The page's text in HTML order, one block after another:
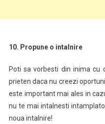
10. Propune o intalnire
Poti sa vorbesti din inima cu
prieten daca nu creezi
este important mai ales in
nu te mai intalnesti
noua intalnire!